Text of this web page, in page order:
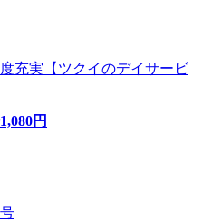
充実【ツクイのデイサービ
1,080円